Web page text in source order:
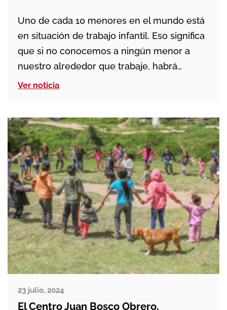
Uno de cada 10 menores en el mundo está
en situación de trabajo infantil. Eso significa
que si no conocemos a ningún menor a
nuestro alrededor que trabaje, habrá
lugares en los que la mayoría de ellos lo
pobreza, la falta […]
Ver noticia
23 julio, 2024
El Centro Juan Bosco Obrero,